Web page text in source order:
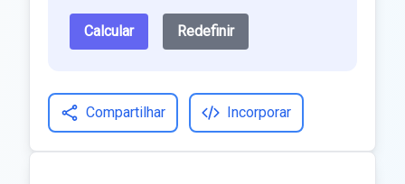
Calcular Redefinir
Compartilhar Incorporar